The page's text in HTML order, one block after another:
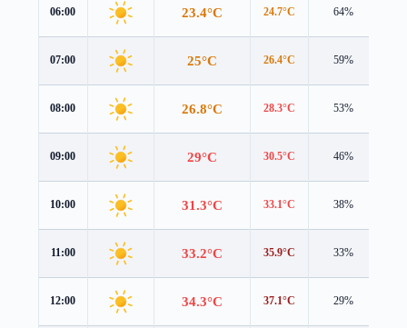
06:00 23.4°C 24.7°C 64%
07:00 25°C 26.4°C 59%
08:00 26.8°C 28.3°C 53%
09:00 29°C 30.5°C 46%
10:00 31.3°C 33.1°C 38%
11:00 33.2°C 35.9°C 33%
12:00 34.3°C 37.1°C 29%